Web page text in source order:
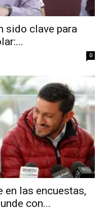
sido clave para
0
en las encuestas,
con...